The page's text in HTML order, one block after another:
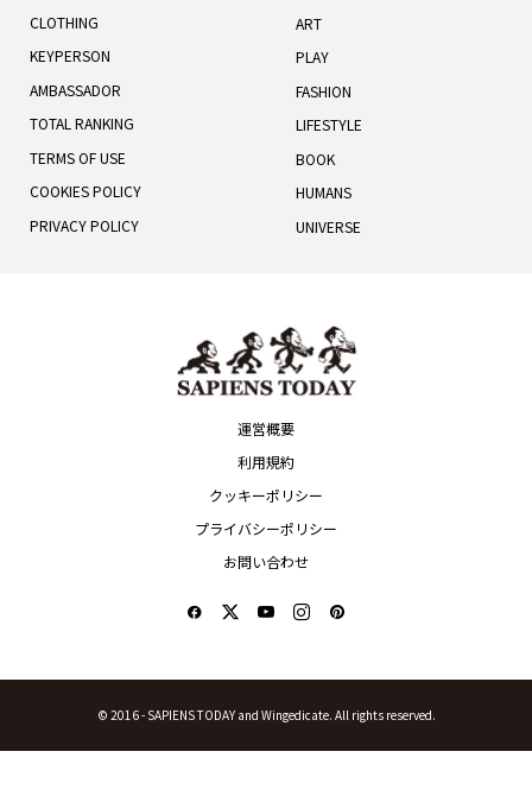
CLOTHING
KEYPERSON
AMBASSADOR
TOTAL RANKING
TERMS OF USE
COOKIES POLICY
PRIVACY POLICY
ART
PLAY
FASHION
LIFESTYLE
BOOK
HUMANS
UNIVERSE
運営概要
利用規約
クッキーポリシー
プライバシーポリシー
お問い合わせ
© 2016 -SAPIENS TODAY and Wingedicate. All rights reserved.